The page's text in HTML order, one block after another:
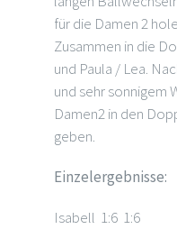
für die Damen 2
Zusammen in die
und Paula / Lea.
und sehr sonnigem
Damen2 in den
geben.
Einzelergebnisse:
Isabell 1:6 1:6